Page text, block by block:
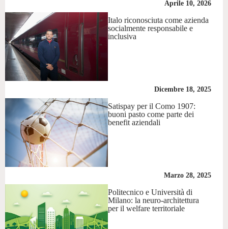
Aprile 10, 2026
Italo riconosciuta come azienda
socialmente responsabile e
inclusiva
Dicembre 18, 2025
Satispay per il Como 1907:
buoni pasto come parte dei
benefit aziendali
Marzo 28, 2025
Politecnico e Università di
Milano: la neuro-architettura
per il welfare territoriale